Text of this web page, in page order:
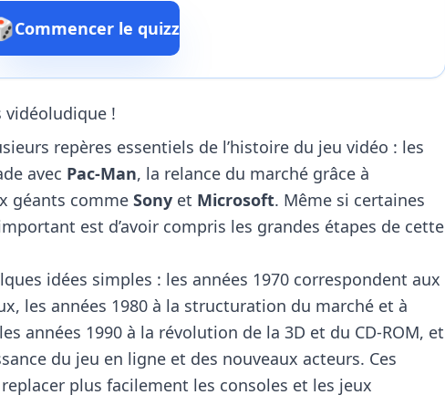
Commencer le quizz
vidéoludique !
repères essentiels de l’histoire du jeu vidéo : les
avec Pac-Man, la relance du marché grâce à
géants comme Sony et Microsoft. Même si certaines
est d’avoir compris les grandes étapes de cette
idées simples : les années 1970 correspondent aux
les années 1980 à la structuration du marché et à
années 1990 à la révolution de la 3D et du CD-ROM, et
du jeu en ligne et des nouveaux acteurs. Ces
plus facilement les consoles et les jeux